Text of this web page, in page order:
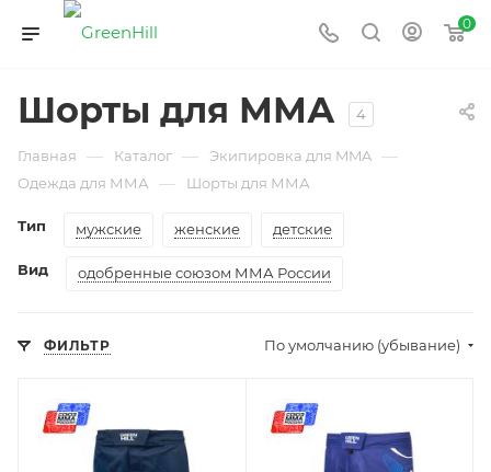
0
Шорты для ММА 4
Главная — Каталог — Экипировка для MMA —
Одежда для ММА — Шорты для ММА
Тип мужские женские детские
Вид одобренные союзом ММА России
ФИЛЬТР По умолчанию (убывание)